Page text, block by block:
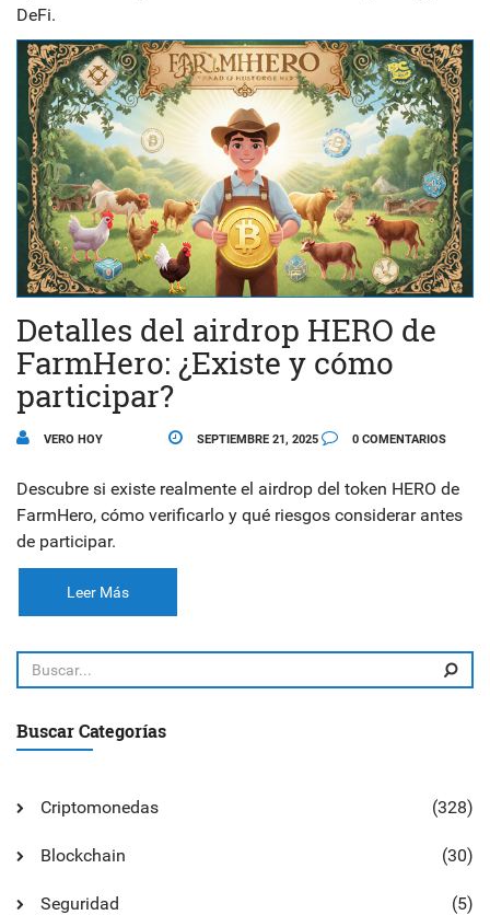
DeFi.
Detalles del airdrop HERO de
FarmHero: ¿Existe y cómo
participar?
VERO HOY SEPTIEMBRE 21, 2025 0 COMENTARIOS
Descubre si existe realmente el airdrop del token HERO de
FarmHero, cómo verificarlo y qué riesgos considerar antes
de participar.
Leer Más
Buscar Categorías
Criptomonedas (328)
Blockchain (30)
Seguridad (5)